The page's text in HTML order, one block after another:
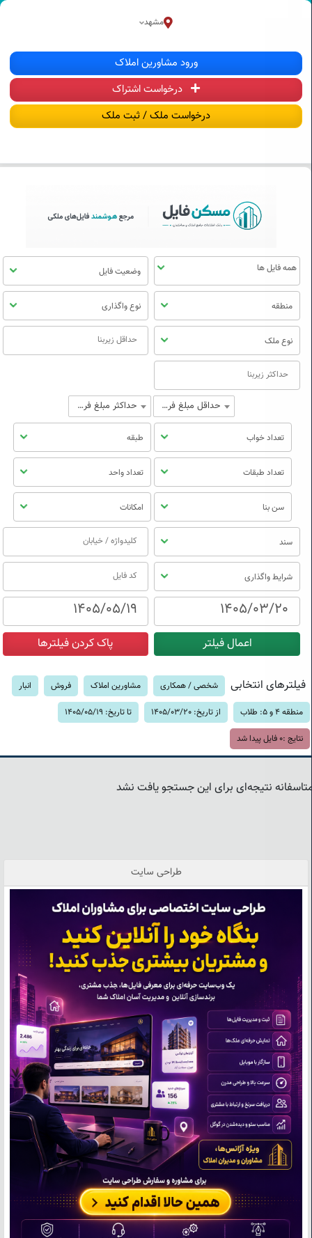
مسکن فایل | خرید، فروش، رهن و اجاره
مشهد
ورود مشاورین املاک
درخواست اشتراک
درخواست ملک / ثبت ملک
منوی
وضعیت فایل
منطقه نوع واگذاری
نوع ملک
حداقل مبلغ فروش حداکثر مبلغ فروش
تعداد خواب طبقه
تعداد طبقات تعداد واحد
سن بنا امکانات
سند
شرایط واگذاری
فیلترهای انتخابی شخصی / همکاری مشاورین املاک فروش انبار
منطقه 4 و 5: طلاب از تاریخ: 1405/03/20 تا تاریخ: 1405/05/19
نتایج :0 فایل پیدا شد
نتیجه‌ای برای این جستجو یافت نشد
طراحی سایت